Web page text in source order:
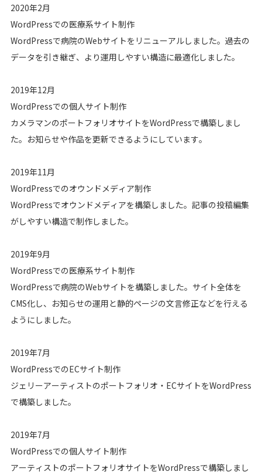
2020年2月
WordPressでの医療系サイト制作
WordPressで病院のWebサイトをリニューアルしました。過去の
データを引き継ぎ、より運用しやすい構造に最適化しました。
2019年12月
WordPressでの個人サイト制作
カメラマンのポートフォリオサイトをWordPressで構築しまし
た。お知らせや作品を更新できるようにしています。
2019年11月
WordPressでのオウンドメディア制作
WordPressでオウンドメディアを構築しました。記事の投稿編集
がしやすい構造で制作しました。
2019年9月
WordPressでの医療系サイト制作
WordPressで病院のWebサイトを構築しました。サイト全体を
CMS化し、お知らせの運用と静的ページの文言修正などを行える
ようにしました。
2019年7月
WordPressでのECサイト制作
ジェリーアーティストのポートフォリオ・ECサイトをWordPress
で構築しました。
2019年7月
WordPressでの個人サイト制作
アーティストのポートフォリオサイトをWordPressで構築しまし